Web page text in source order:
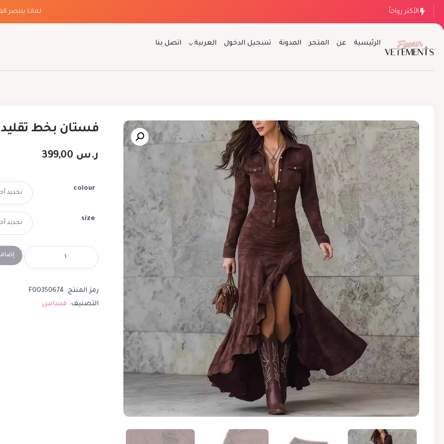
الأكثر رواجاً لماذا ينتصر
الرئيسية عن المتجر المدونة تسجيل الدخول العربية اتصل بنا
فستان بخط
ر.س
colour
size
رمز المنتج: F00350674
التصنيف: فساتين